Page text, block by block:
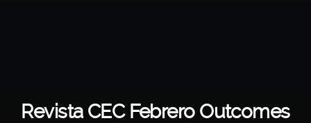
Revista CEC Febrero Outcomes